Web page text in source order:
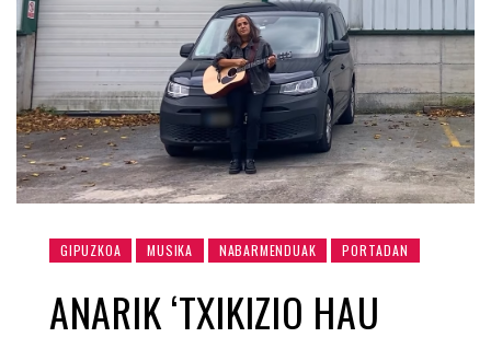
GIPUZKOA MUSIKA NABARMENDUAK PORTADAN
ANARIK ‘TXIKIZIO HAU